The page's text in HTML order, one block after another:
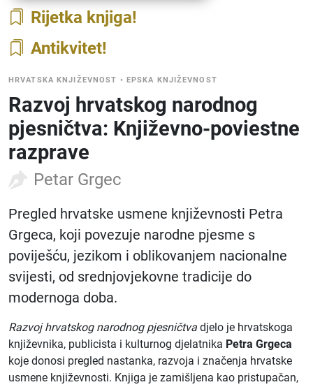
Rijetka knjiga
Antikvitet
HRVATSKA KNJIŽEVNOST • EPSKA KNJIŽEVNOST
Razvoj hrvatskog narodnog
pjesničtva: Književno-poviestne
razprave
Petar Grgec
Pregled hrvatske usmene književnosti Petra
Grgeca, koji povezuje narodne pjesme s
poviješću, jezikom i oblikovanjem nacionalne
svijesti, od srednjovjekovne tradicije do
modernoga doba.
Razvoj hrvatskog narodnog pjesničtva djelo je hrvatskoga
književnika, publicista i kulturnog djelatnika Petra Grgeca
koje donosi pregled nastanka, razvoja i značenja hrvatske
usmene književnosti. Knjiga je zamišljena kao pristupačan,